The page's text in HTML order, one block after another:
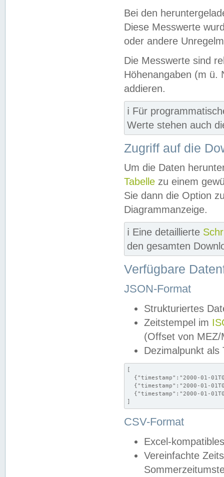
Bei den
Diese Messwerte
oder andere
Die Messwerte sind
Höhenangaben (m ü.
addieren.
ℹ️ Für
Werte stehen auch
Zugriff auf die
Um die Daten
Tabelle zu einem
Sie dann die Option
Diagrammanzeige.
ℹ️ Eine detaillierte
den gesamten
Verfügbare
JSON-Format
Strukturiertes
Zeitstempel im
(Offset von MEZ/
Dezimalpunkt als
[
{"timestamp":"2000-01-
{"timestamp":"2000-01-
{"timestamp":"2000-01-
]
CSV-Format
Excel-
Vereinfachte